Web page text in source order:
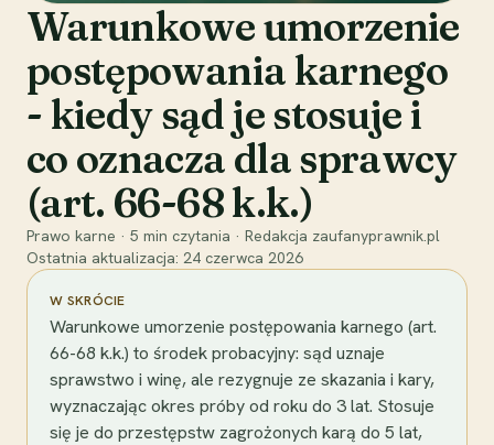
Warunkowe umorzenie
postępowania karnego
- kiedy sąd je stosuje i
co oznacza dla sprawcy
(art. 66-68 k.k.)
Prawo karne · 5 min czytania · Redakcja zaufanyprawnik.pl
Ostatnia aktualizacja: 24 czerwca 2026
W SKRÓCIE
Warunkowe umorzenie postępowania karnego (art.
66-68 k.k.) to środek probacyjny: sąd uznaje
sprawstwo i winę, ale rezygnuje ze skazania i kary,
wyznaczając okres próby od roku do 3 lat. Stosuje
się je do przestępstw zagrożonych karą do 5 lat,